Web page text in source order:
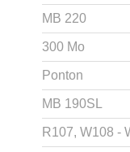
MB 220
300 Mo
Ponton
MB 190SL
R107, W108 -